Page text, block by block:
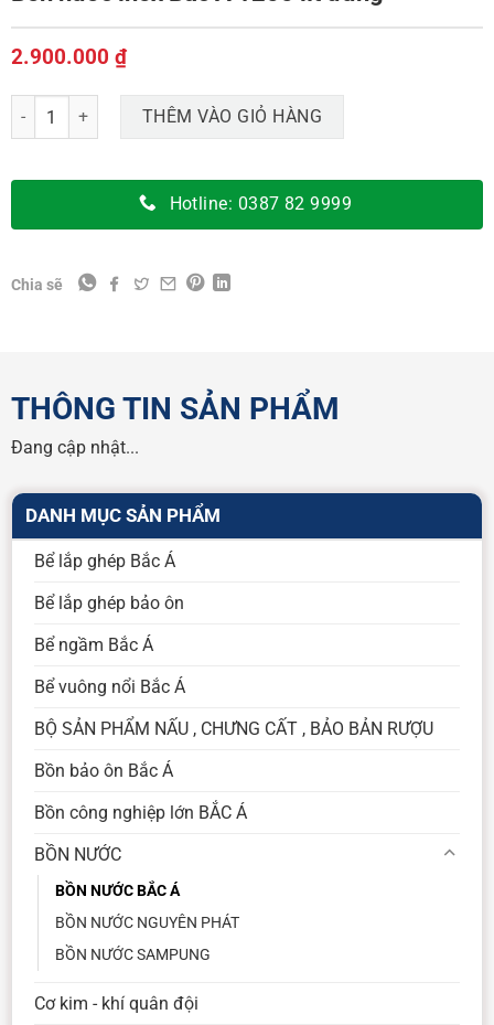
2.900.000 ₫
Bồn nước inox Bắc Á 1200 lít đứng số lượng
THÊM VÀO GIỎ HÀNG
Hotline: 0387 82 9999
Chia sẽ
THÔNG TIN SẢN PHẨM
Đang cập nhật...
DANH MỤC SẢN PHẨM
Bể lắp ghép Bắc Á
Bể lắp ghép bảo ôn
Bể ngầm Bắc Á
Bể vuông nổi Bắc Á
BỘ SẢN PHẨM NẤU , CHƯNG CẤT , BẢO BẢN RƯỢU
Bồn bảo ôn Bắc Á
Bồn công nghiệp lớn BẮC Á
BỒN NƯỚC
BỒN NƯỚC BẮC Á
BỒN NƯỚC NGUYÊN PHÁT
BỒN NƯỚC SAMPUNG
Cơ kim - khí quân đội